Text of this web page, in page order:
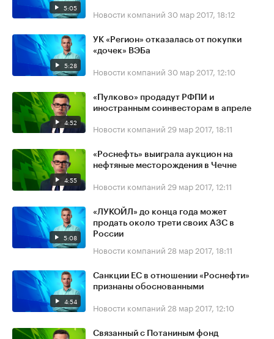
5:05 Новости компаний 30 мар 2017, 18:12
5:28
УК «Регион» отказалась от покупки
«дочек» ВЭБа
Новости компаний 30 мар 2017, 12:10
4:52
«Пулково» продадут РФПИ и
иностранным соинвесторам в апреле
Новости компаний 29 мар 2017, 18:11
4:55
«Роснефть» выиграла аукцион на
нефтяные месторождения в Чечне
Новости компаний 29 мар 2017, 12:11
5:08
«ЛУКОЙЛ» до конца года может
продать около трети своих АЗС в
России
Новости компаний 28 мар 2017, 18:11
4:54
Санкции ЕС в отношении «Роснефти»
признаны обоснованными
Новости компаний 28 мар 2017, 12:10
Связанный с Потаниным фонд